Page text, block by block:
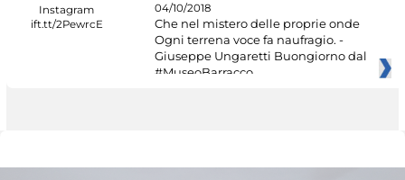
04/10/2018
Che nel mistero delle proprie onde
Ogni terrena voce fa naufragio. -
Giuseppe Ungaretti Buongiorno dal
#MuseoBarracco